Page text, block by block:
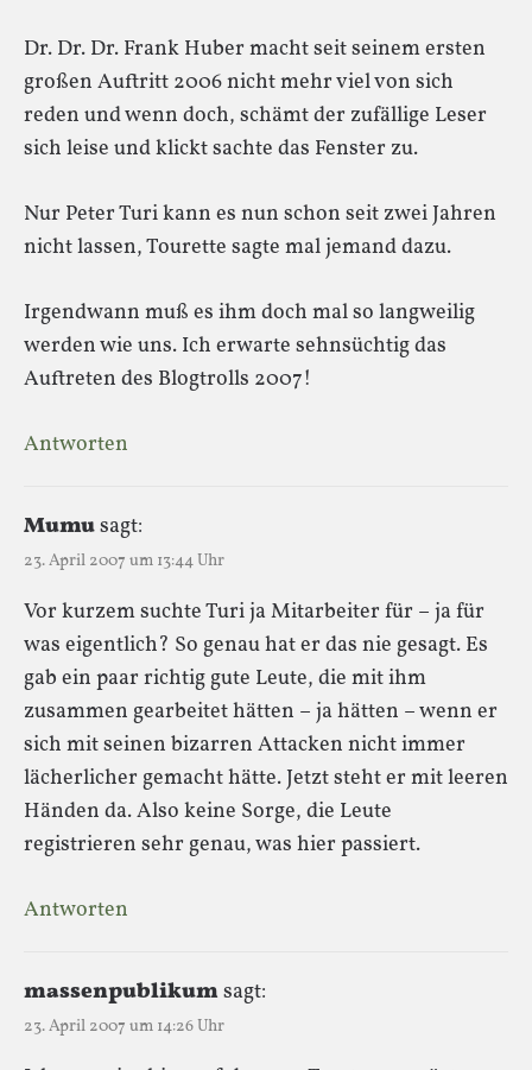
Dr. Dr. Dr. Frank Huber macht seit seinem ersten
großen Auftritt 2006 nicht mehr viel von sich
reden und wenn doch, schämt der zufällige Leser
sich leise und klickt sachte das Fenster zu.
Nur Peter Turi kann es nun schon seit zwei Jahren
nicht lassen, Tourette sagte mal jemand dazu.
Irgendwann muß es ihm doch mal so langweilig
werden wie uns. Ich erwarte sehnsüchtig das
Auftreten des Blogtrolls 2007!
Antworten
Mumusagt:
23. April 2007 um 13:44 Uhr
Vor kurzem suchte Turi ja Mitarbeiter für – ja für
was eigentlich? So genau hat er das nie gesagt. Es
gab ein paar richtig gute Leute, die mit ihm
zusammen gearbeitet hätten – ja hätten – wenn er
sich mit seinen bizarren Attacken nicht immer
lächerlicher gemacht hätte. Jetzt steht er mit leeren
Händen da. Also keine Sorge, die Leute
registrieren sehr genau, was hier passiert.
Antworten
massenpublikumsagt:
23. April 2007 um 14:26 Uhr